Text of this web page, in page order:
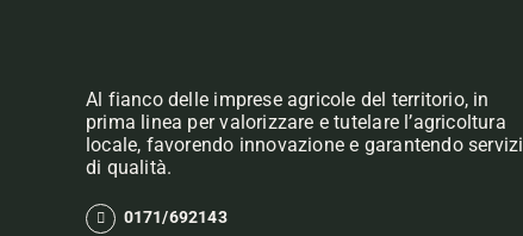
Al fianco delle imprese agricole del territorio, in
prima linea per valorizzare e tutelare l’agricoltura
locale, favorendo innovazione e garantendo servizi
di qualità.
0171/692143